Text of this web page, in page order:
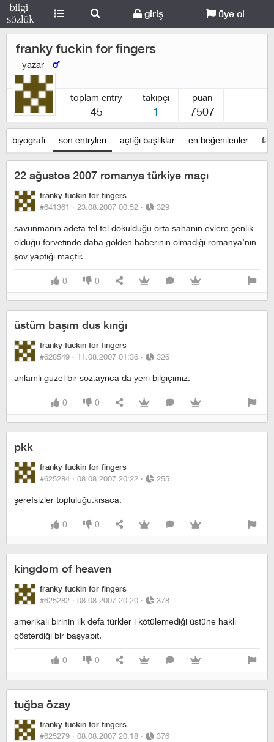
giriş üye ol
franky fuckin for fingers
- yazar -
toplam entry
45
takipçi
1
puan
7507
biyografi son entryleri açtığı başlıklar en beğenilenler
22 ağustos 2007 romanya türkiye maçı
franky fuckin for fingers
#641361 · 23.08.2007 00:52 · 329
savunmanın adeta tel tel döküldüğü orta sahanın evlere şenlik
olduğu forvetinde daha golden haberinin olmadığı romanya’nın
şov yaptığı maçtır.
0 0
üstüm başım dus kırığı
franky fuckin for fingers
#628549 · 11.08.2007 01:36 · 326
anlamlı güzel bir söz.ayrıca da yeni bilgiçimiz.
0 0
pkk
franky fuckin for fingers
#625284 · 08.08.2007 20:22 · 255
şerefsizler topluluğu.kısaca.
0 0
kingdom of heaven
franky fuckin for fingers
#625282 · 08.08.2007 20:20 · 378
amerikalı birinin ilk defa türkler i kötülemediği üstüne haklı
gösterdiği bir başyapıt.
0 0
tuğba özay
franky fuckin for fingers
#625279 · 08.08.2007 20:18 · 376